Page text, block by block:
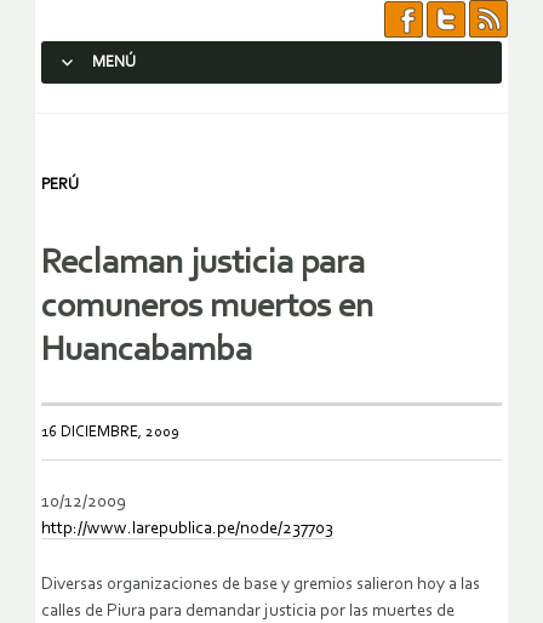
MENÚ
PERÚ
Reclaman justicia para
comuneros muertos en
Huancabamba
16 DICIEMBRE, 2009
10/12/2009
http://www.larepublica.pe/node/237703
Diversas organizaciones de base y gremios salieron hoy a las
calles de Piura para demandar justicia por las muertes de